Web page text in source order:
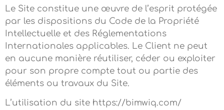
Le Site constitue une œuvre de l’esprit protégée
par les dispositions du Code de la Propriété
Intellectuelle et des Réglementations
Internationales applicables. Le Client ne peut
en aucune manière réutiliser, céder ou exploiter
pour son propre compte tout ou partie des
éléments ou travaux du Site.
L’utilisation du site https://bimwiq.com/